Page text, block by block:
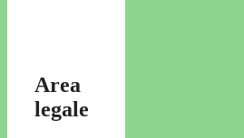
Area
legale